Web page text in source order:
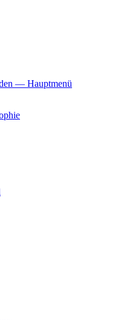
— Hauptmenü